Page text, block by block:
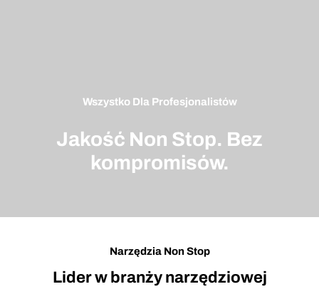
Wszystko Dla Profesjonalistów
Jakość Non Stop. Bez
kompromisów.
Narzędzia Non Stop
Lider w branży narzędziowej